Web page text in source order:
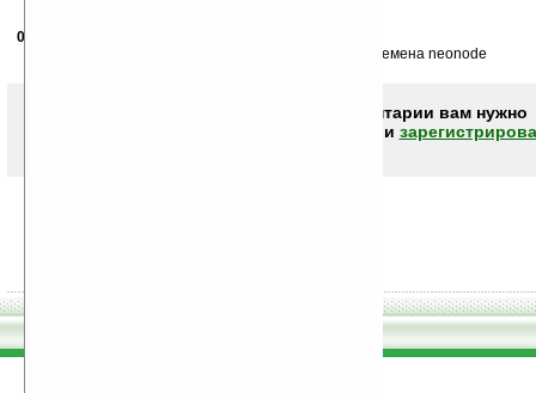
08.06.2010
Когда — то давно были типа таких аппаратов, во времена neonode
Чтобы писать комментарии вам нужно
или